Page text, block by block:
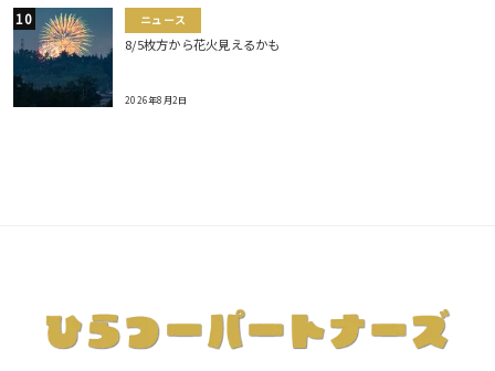
ニュース
8/5枚方から花火見えるかも
2026年8月2日